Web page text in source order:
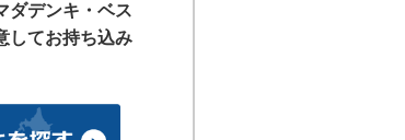
ダデンキ・ベス
してお持ち込み